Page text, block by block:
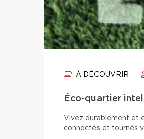
À DÉCOUVRIR
Éco-quartier
Vivez durablement et
connectés et tournés